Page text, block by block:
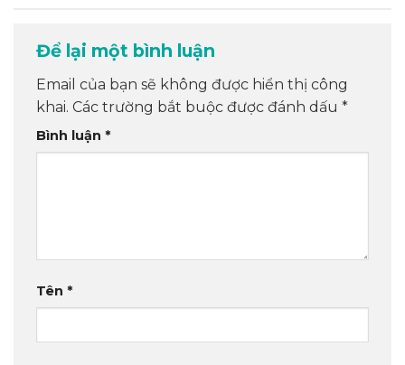
Để lại một bình luận
Email của bạn sẽ không được hiển thị công
khai. Các trường bắt buộc được đánh dấu *
Bình luận *
Tên *